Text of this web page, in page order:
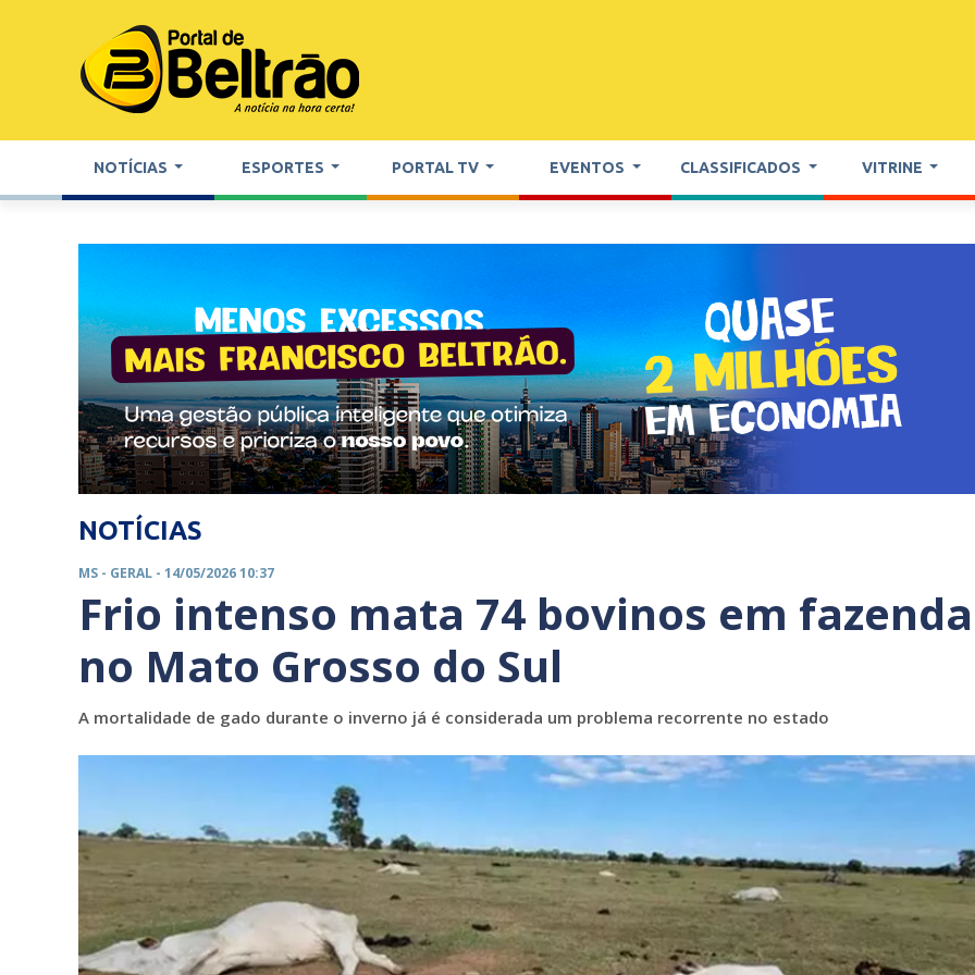
NOTÍCIAS ESPORTES PORTAL TV EVENTOS CLASSIFICADOS VITRINE
NOTÍCIAS
MS - GERAL - 14/05/2026 10:37
Frio intenso mata 74 bovinos em
no Mato Grosso do Sul
A mortalidade de gado durante o inverno já é considerada um problema recorrente no estado